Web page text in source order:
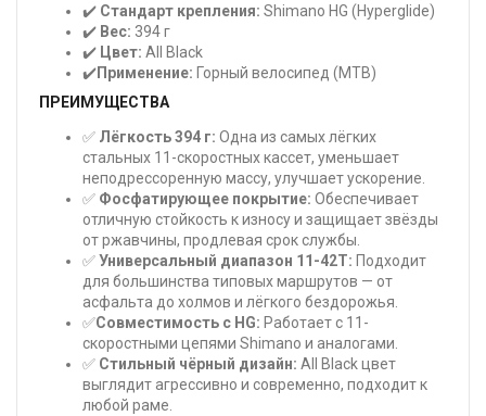
✔️ Стандарт крепления: Shimano HG (Hyperglide)
✔️ Вес: 394 г
✔️ Цвет: All Black
✔️Применение: Горный велосипед (MTB)
ПРЕИМУЩЕСТВА
✅ Лёгкость 394 г: Одна из самых лёгких
стальных 11-скоростных кассет, уменьшает
неподрессоренную массу, улучшает ускорение.
✅ Фосфатирующее покрытие: Обеспечивает
отличную стойкость к износу и защищает звёзды
от ржавчины, продлевая срок службы.
✅Универсальный диапазон 11-42T: Подходит
для большинства типовых маршрутов — от
асфальта до холмов и лёгкого бездорожья.
✅Совместимость с HG: Работает с 11-
скоростными цепями Shimano и аналогами.
✅ Стильный чёрный дизайн: All Black цвет
выглядит агрессивно и современно, подходит к
любой раме.